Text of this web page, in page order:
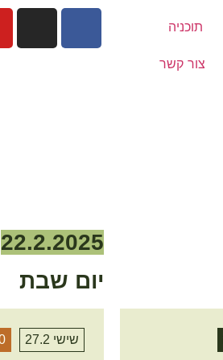
תוכניה
צור קשר
22.2.2025
יום שבת
שישי 27.2